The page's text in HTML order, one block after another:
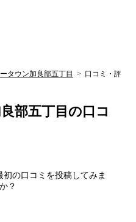
タウン加良部五丁目 > 口コミ・評
部五丁目 の口コ
の口コミを投稿してみま
？